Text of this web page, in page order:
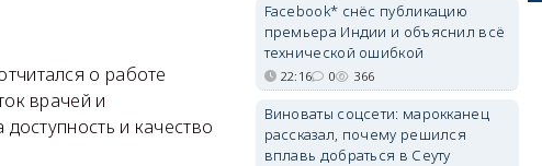
о работе
врачей и
и качество
Facebook* снёс публикацию
премьера Индии и объяснил всё
технической ошибкой
22:16 0 366
Виноваты соцсети: марокканец
рассказал, почему решился
вплавь добраться в Сеуту